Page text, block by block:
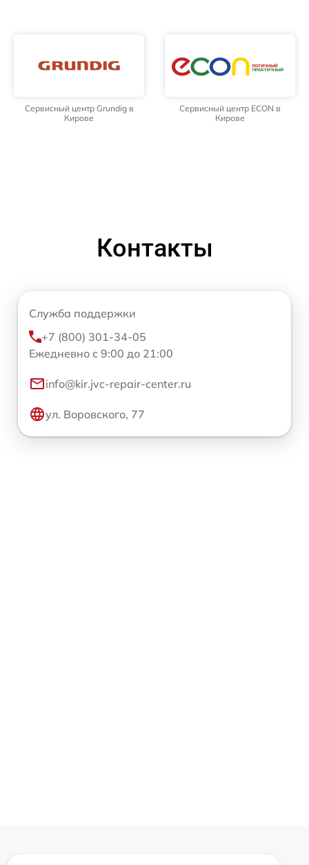
Сервисный центр Grundig в
Кирове
Сервисный центр ECON в
Кирове
Контакты
Служба поддержки
+7 (800) 301-34-05
Ежедневно с 9:00 до 21:00
info@kir.jvc-repair-center.ru
ул. Воровского, 77